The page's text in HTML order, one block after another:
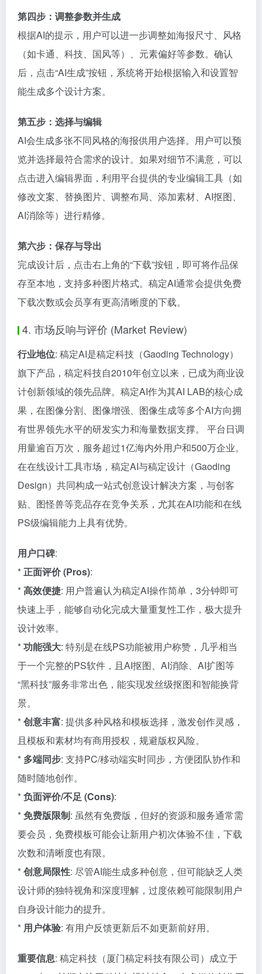
第四步：调整参数并生成
根据AI的提示，用户可以进一步调整如海报尺寸、风格
（如卡通、科技、国风等）、元素偏好等参数。确认
后，点击“AI生成”按钮，系统将开始根据输入和设置智
能生成多个设计方案。
第五步：选择与编辑
AI会生成多张不同风格的海报供用户选择。用户可以预
览并选择最符合需求的设计。如果对细节不满意，可以
点击进入编辑界面，利用平台提供的专业编辑工具（如
修改文案、替换图片、调整布局、添加素材、AI抠图、
AI消除等）进行精修。
第六步：保存与导出
完成设计后，点击右上角的“下载”按钮，即可将作品保
存至本地，支持多种图片格式。稿定AI通常会提供免费
下载次数或会员享有更高清晰度的下载。
4. 市场反响与评价 (Market Review)
行业地位: 稿定AI是稿定科技（Gaoding Technology）
旗下产品，稿定科技自2010年创立以来，已成为商业设
计创新领域的领先品牌。稿定AI作为其AI LAB的核心成
果，在图像分割、图像增强、图像生成等多个AI方向拥
有世界领先水平的研发实力和海量数据支撑。 平台日调
用量逾百万次，服务超过1亿海内外用户和500万企业。
在在线设计工具市场，稿定AI与稿定设计（Gaoding
Design）共同构成一站式创意设计解决方案，与创客
贴、图怪兽等竞品存在竞争关系，尤其在AI功能和在线
PS级编辑能力上具有优势。
用户口碑:
*正面评价 (Pros):
*高效便捷: 用户普遍认为稿定AI操作简单，3分钟即可
快速上手，能够自动化完成大量重复性工作，极大提升
设计效率。
*功能强大: 特别是在线PS功能被用户称赞，几乎相当
于一个完整的PS软件，且AI抠图、AI消除、AI扩图等
“黑科技”服务非常出色，能实现发丝级抠图和智能换背
景。
*创意丰富: 提供多种风格和模板选择，激发创作灵感，
且模板和素材均有商用授权，规避版权风险。
* 多端同步: 支持PC/移动端实时同步，方便团队协作和
随时随地创作。
*负面评价/不足 (Cons):
*免费版限制: 虽然有免费版，但好的资源和服务通常需
要会员，免费模板可能会让新用户初次体验不佳，下载
次数和清晰度也有限。
*创意局限性: 尽管AI能生成多种创意，但可能缺乏人类
设计师的独特视角和深度理解，过度依赖可能限制用户
自身设计能力的提升。
* 用户体验: 有用户反馈更新后不如更新前好用。
重要信息: 稿定科技（厦门稿定科技有限公司）成立于